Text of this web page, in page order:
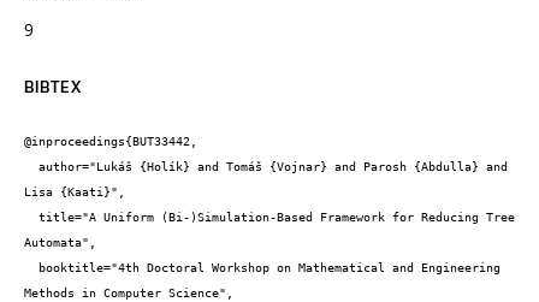
9
BIBTEX
@inproceedings{BUT33442,
Lisa {Kaati}",
Automata",
Methods in Computer Science",